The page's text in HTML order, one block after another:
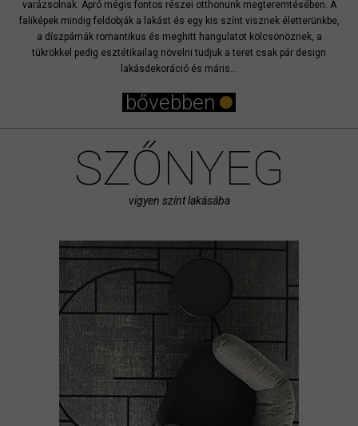
varázsolnak. Apró mégis fontos részei otthonunk megteremtésében. A
faliképek mindig feldobják a lakást és egy kis színt visznek életterünkbe,
a díszpárnák romantikus és meghitt hangulatot kölcsönöznek, a
tükrökkel pedig esztétikailag növelni tudjuk a teret csak pár design
lakásdekoráció és máris...
bővebben
SZŐNYEG
vigyen színt lakásába